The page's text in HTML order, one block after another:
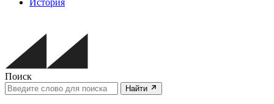
История
Поиск
Найти